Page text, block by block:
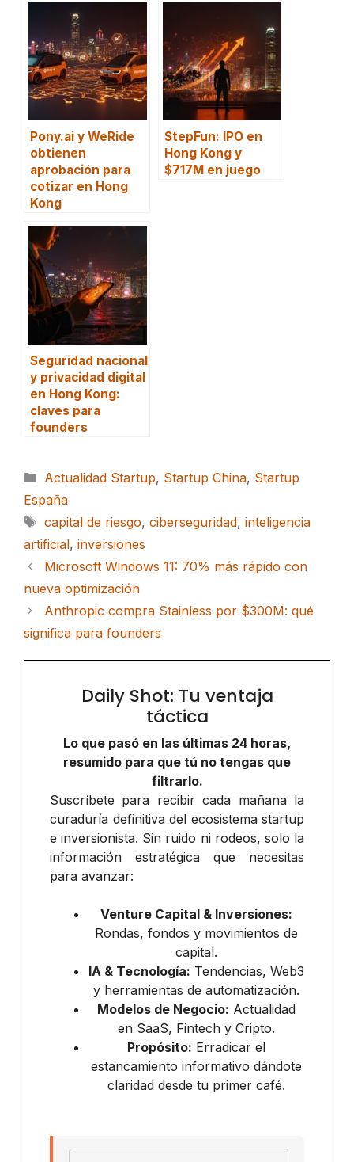
Pony.ai y WeRide
obtienen
aprobación para
cotizar en Hong
Kong
StepFun: IPO en
Hong Kong y
$717M en juego
Seguridad nacional
y privacidad digital
en Hong Kong:
claves para
founders
Categorías
Actualidad Startup, Startup China, Startup
España
Etiquetas
capital de riesgo, ciberseguridad, inteligencia
artificial, inversiones
Microsoft Windows 11: 70% más rápido con
nueva optimización
Anthropic compra Stainless por $300M: qué
significa para founders
Daily Shot: Tu ventaja
táctica
Lo que pasó en las últimas 24 horas,
resumido para que tú no tengas que
filtrarlo.
Suscríbete para recibir cada mañana la
curaduría definitiva del ecosistema startup
e inversionista. Sin ruido ni rodeos, solo la
información estratégica que necesitas
para avanzar:
Venture Capital & Inversiones:
Rondas, fondos y movimientos de
capital.
IA & Tecnología: Tendencias, Web3
y herramientas de automatización.
Modelos de Negocio: Actualidad
en SaaS, Fintech y Cripto.
Propósito: Erradicar el
estancamiento informativo dándote
claridad desde tu primer café.